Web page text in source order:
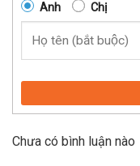
Anh Chị
Chưa có bình luận nào